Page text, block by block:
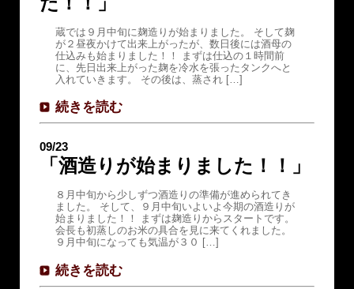
蔵では９月中旬に麹造りが始まりました。 そして麹
が２昼夜かけて出来上がったが、数日後には酒母の
仕込みも始まりました！！ まずは仕込の１時間前
に、先日出来上がった麹を冷水を張ったタンクへと
入れていきます。 その後は、蒸され […]
続きを読む
09/23
「酒造りが始まりました！！」
８月中旬から少しずつ酒造りの準備が進められてき
ました。 そして、９月中旬いよいよ今期の酒造りが
始まりました！！ まずは麹造りからスタートです。
会長も初蒸しのお米の具合を見に来てくれました。
９月中旬になっても気温が３０ […]
続きを読む